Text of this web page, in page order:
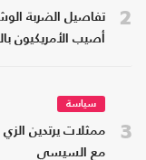
2
تفاصيل الضربة
أصيب الأمريكيون
3
سياسة
ممثلات يرتدين
مع السيسي